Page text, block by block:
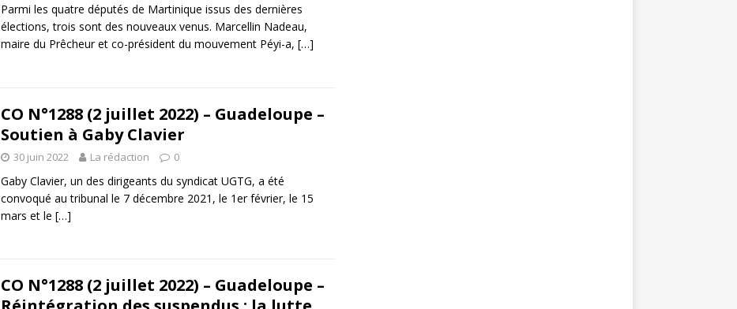
Parmi les quatre députés de Martinique issus des dernières
élections, trois sont des nouveaux venus. Marcellin Nadeau,
maire du Prêcheur et co-président du mouvement Péyi-a, […]
CO N°1288 (2 juillet 2022) – Guadeloupe –
Soutien à Gaby Clavier
30 juin 2022 La rédaction 0
Gaby Clavier, un des dirigeants du syndicat UGTG, a été
convoqué au tribunal le 7 décembre 2021, le 1er février, le 15
mars et le […]
CO N°1288 (2 juillet 2022) – Guadeloupe –